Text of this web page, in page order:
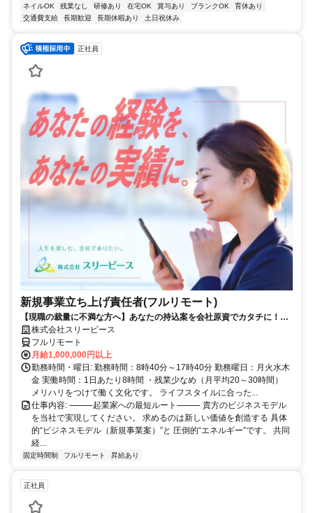
ネイルOK
残業なし 研修あり 在宅OK 賞与あり ブランクOK
育休あり
交通費支給
長期歓迎 長期休暇あり 土日祝休み
正社員
新規事業立ち上げ責任者(フルリモート)
【現職の裁量に不満な方へ】あなたの持込案を会社原資でカタチに！最
短6ヶ月で共同経営者の道へ
株式会社スリーピース
フルリモート
月給1,000,000円以上
勤務時間・曜日: 勤務時間：8時40分～17時40分 勤務曜日：月火水木
金 実働時間：1日あたり8時間 ・残業少なめ（月平均20～30時間）
メリハリをつけて働く文化です。 ライフスタイルに合った...
仕事内容: ⸻起業家への最短ルート⸻ 貴方のビジネスモデル
を当社で実現してください。 求めるのは新しい価値を創造する 具体
的“ビジネスモデル（新規事業案）”と 圧倒的“エネルギー”です。 共同
経...
固定時間制 フルリモート 昇給あり
正社員